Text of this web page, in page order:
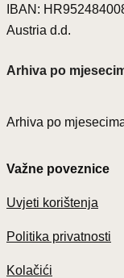
IBAN:
Austria d.d.
Arhiva po
Arhiva po
Važne poveznice
Uvjeti korištenja
Politika privatnosti
Kolačići